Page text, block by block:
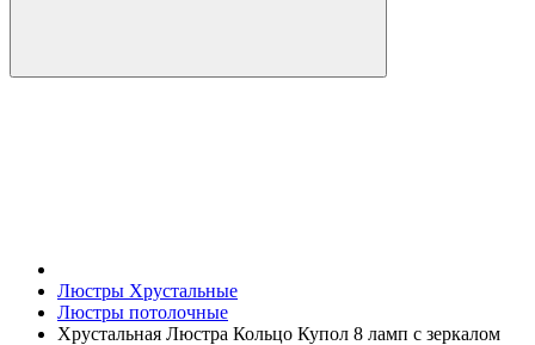
Люстры Хрустальные
Люстры потолочные
Хрустальная Люстра Кольцо Купол 8 ламп с зеркалом